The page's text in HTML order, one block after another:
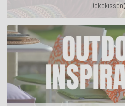
Dekokissen